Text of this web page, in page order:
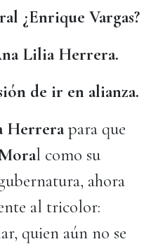
¿Enrique Vargas?
Lilia Herrera.
de ir en alianza.
Herrerapara que
l como su
ahora
al tricolor:
quien aún no se